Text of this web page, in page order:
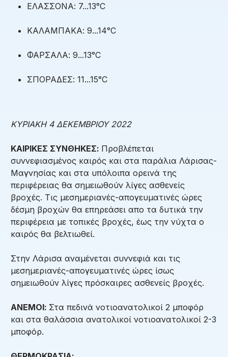
ΕΛΑΣΣΟΝΑ: 7...13°C
ΚΑΛΑΜΠΑΚΑ: 9...14°C
ΦΑΡΣΑΛΑ: 9...13°C
ΣΠΟΡΑΔΕΣ: 11...15°C
ΚΥΡΙΑΚΗ 4 ΔΕΚΕΜΒΡΙΟΥ 2022
ΚΑΙΡΙΚΕΣ ΣΥΝΘΗΚΕΣ: Προβλέπεται
συννεφιασμένος καιρός και στα παράλια Λάρισας-
Μαγνησίας και στα υπόλοιπα ορεινά της
περιφέρειας θα σημειωθούν λίγες ασθενείς
βροχές. Τις μεσημεριανές-απογευματινές ώρες
δέσμη βροχών θα επηρεάσει απο τα δυτικά την
περιφέρεια με τοπικές βροχές, έως την νύχτα ο
καιρός θα βελτιωθεί.
Στην Λάρισα αναμένεται συννεφιά και τις
μεσημεριανές-απογευματινές ώρες ίσως
σημειωθούν λίγες πρόσκαιρες ασθενείς βροχές.
ΑΝΕΜΟΙ: Στα πεδινά νοτιοανατολικοί 2 μποφόρ
και στα θαλάσσια ανατολικοί νοτιοανατολικοί 2-3
μποφόρ.